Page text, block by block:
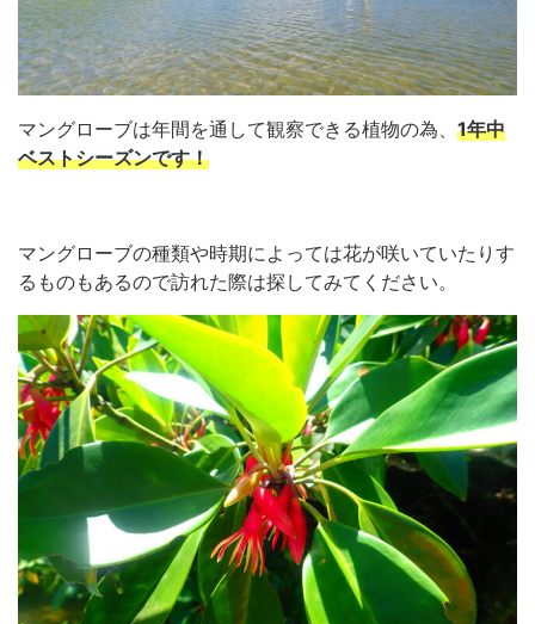
マングローブは年間を通して観察できる植物の為、 1年中
ベストシーズンです！
マングローブの種類や時期によっては花が咲いていたりす
るものもあるので訪れた際は探してみてください。